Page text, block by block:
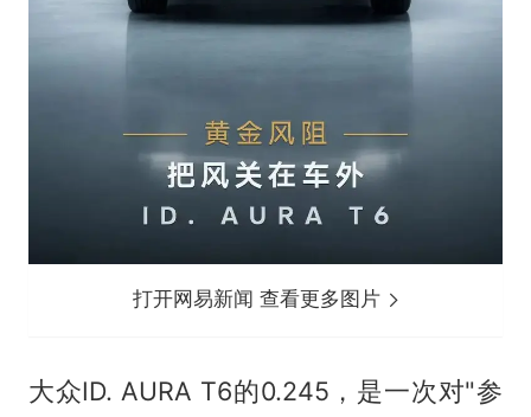
打开网易新闻 查看更多图片
大众ID. AURA T6的0.245，是一次对"参